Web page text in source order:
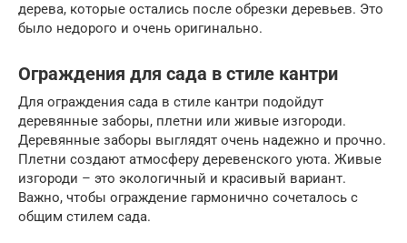
дерева, которые остались после обрезки деревьев. Это
было недорого и очень оригинально.
Ограждения для сада в стиле кантри
Для ограждения сада в стиле кантри подойдут
деревянные заборы, плетни или живые изгороди.
Деревянные заборы выглядят очень надежно и прочно.
Плетни создают атмосферу деревенского уюта. Живые
изгороди – это экологичный и красивый вариант.
Важно, чтобы ограждение гармонично сочеталось с
общим стилем сада.